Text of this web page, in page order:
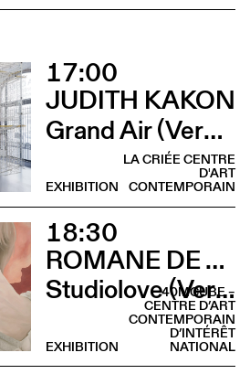
17:00
JUDITH KAKON
Grand Air (Vernissage)
LA CRIÉE CENTRE
D'ART
CONTEMPORAIN
EXHIBITION
18:30
ROMANE DE WATTEVILLE
Studiolove (Vernissage)
40MCUBE –
CENTRE D’ART
CONTEMPORAIN
D’INTÉRÊT
NATIONAL
EXHIBITION